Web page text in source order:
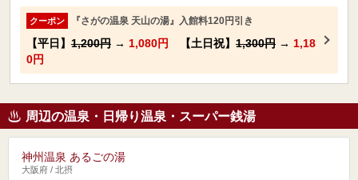
クーポン 『さがの温泉 天山の湯』入館料120円引き
【平日】 1,200円 → 1,080円 【土日祝】 1,300円 → 1,18
0円
周辺の温泉・日帰り温泉・スーパー銭湯
神州温泉 あるごの湯
大阪府 / 北摂